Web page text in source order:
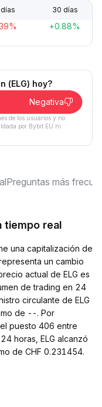
30 días
+0.88%
(ELG) hoy?
Negativa
de los usuarios y no
por Bybit EU ni
Preguntas más
tiempo real
una capitalización de
un cambio
actual de ELG es
de trading en 24
circulante de ELG
de --. Por
puesto 406 entre
horas, ELG alcanzó
de CHF 0.231454.